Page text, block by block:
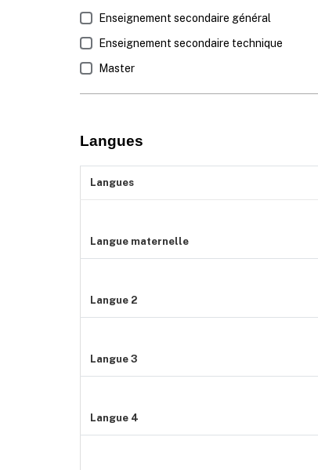
Enseignement secondaire général
Enseignement secondaire technique
Master
Langues
Langues
Langue maternelle
Langue 2
Langue 3
Langue 4